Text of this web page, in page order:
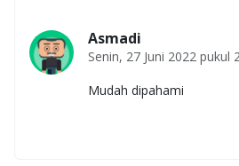
Asmadi
Senin, 27 Juni 2022 pukul
Mudah dipahami